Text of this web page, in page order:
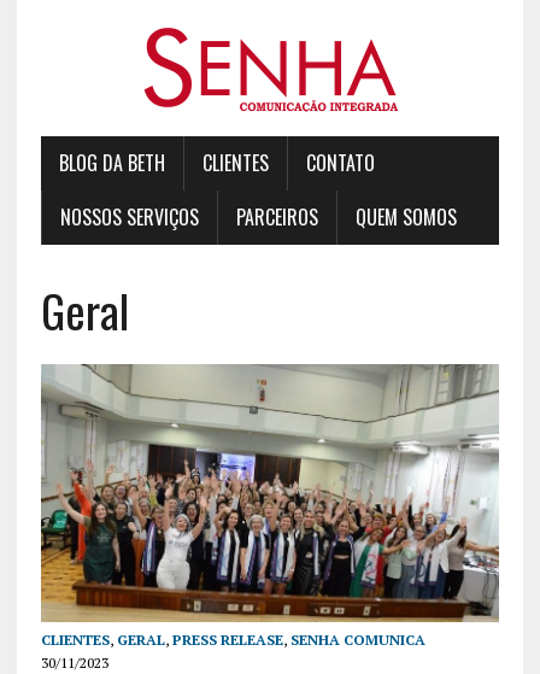
BLOG DA BETH CLIENTES
CONTATO
NOSSOS SERVIÇOS
PARCEIROS QUEM SOMOS
Geral
CLIENTES, GERAL, PRESS RELEASE, SENHA COMUNICA
30/11/2023